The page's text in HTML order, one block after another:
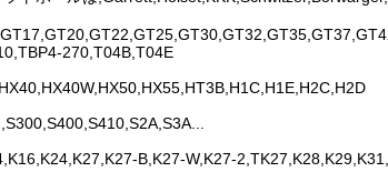
270,T04B,T04E
B,K27-W,K27-